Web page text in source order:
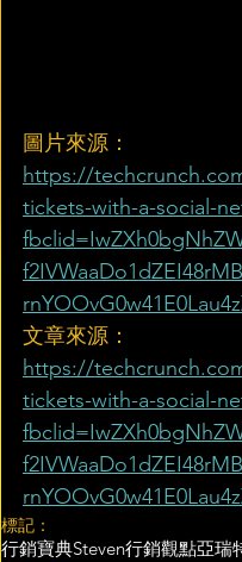
圖片來源：
https://
tickets-with-a-social-
文章來源：
https://
tickets-with-a-social-
標記：
行銷寶典Steven行銷觀點亞瑞